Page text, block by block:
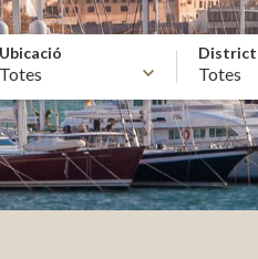
Ubicació
Totes Totes